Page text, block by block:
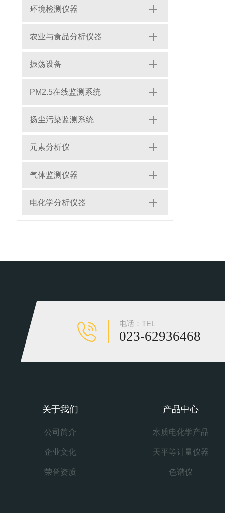
环境检测仪器
农业与食品分析仪器
振荡设备
PM2.5在线监测系统
扬尘污染监测系统
元素分析仪
气体监测仪器
电化学分析仪器
电话：TEL
023-62936468
关于我们
公司简介
企业文化
荣誉资质
产品中心
水质电化学产品
天平等计量仪器
色谱仪